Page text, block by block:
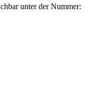
unter der Nummer: